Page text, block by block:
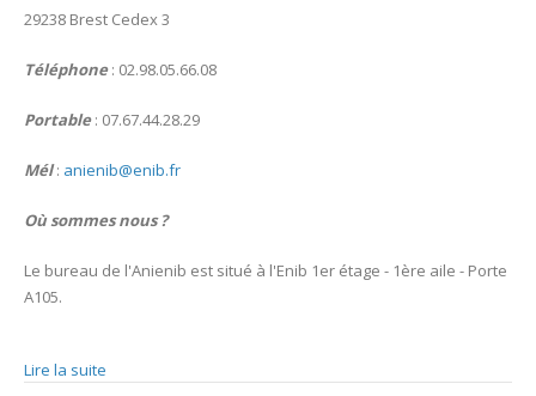
29238 Brest Cedex 3
Téléphone: 02.98.05.66.08
Portable: 07.67.44.28.29
Mél: anienib@enib.fr
Où sommes nous ?
Le bureau de l'Anienib est situé à l'Enib 1er étage - 1ère aile - Porte
A105.
Lire la suite